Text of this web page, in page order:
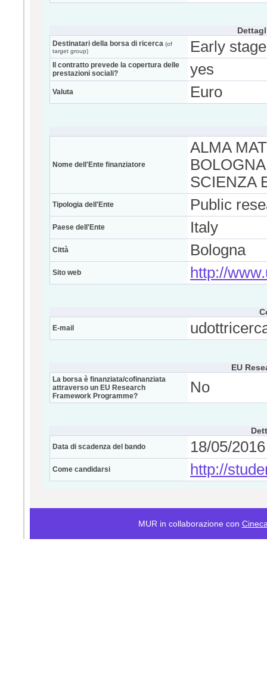
Destinatari della borsa di ricerca (of
target group)
Early
Il contratto prevede la copertura delle
prestazioni sociali?
yes
Valuta Euro
Nome dell'Ente finanziatore
ALMA
SCIENZA
Tipologia dell'Ente Public
Paese dell'Ente Italy
Città Bologna
Sito web http://
E-mail
EU
La borsa è finanziata/cofinanziata
attraverso un EU Research
Framework Programme?
No
Data di scadenza del bando 18/05/
Come candidarsi http://
MUR in collaborazione con